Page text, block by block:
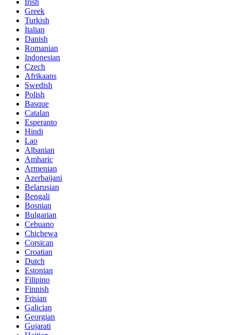
Irish
Greek
Turkish
Italian
Danish
Romanian
Indonesian
Czech
Afrikaans
Swedish
Polish
Basque
Catalan
Esperanto
Hindi
Lao
Albanian
Amharic
Armenian
Azerbaijani
Belarusian
Bengali
Bosnian
Bulgarian
Cebuano
Chichewa
Corsican
Croatian
Dutch
Estonian
Filipino
Finnish
Frisian
Galician
Georgian
Gujarati